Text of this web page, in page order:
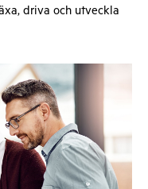
driva och utveckla